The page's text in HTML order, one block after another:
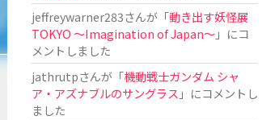
jeffreywarner283さんが「動き出す妖怪展
TOKYO 〜Imagination of Japan〜」にコ
メントしました
jathrutpさんが「機動戦士ガンダム シャ
ア・アズナブルのサングラス 」にコメントし
ました